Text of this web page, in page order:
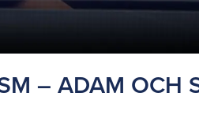
– ADAM OCH